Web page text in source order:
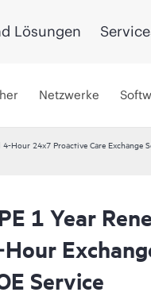
Lösungen
Netzwerke
4-Hour 24x7 Proactive Care Exchange
1 Year
Service